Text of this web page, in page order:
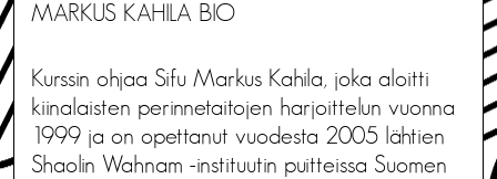
MARKUS KAHILA BIO
Kurssin ohjaa Sifu Markus Kahila, joka aloitti
kiinalaisten perinnetaitojen harjoittelun vuonna
1999 ja on opettanut vuodesta 2005 lähtien
Shaolin Wahnam -instituutin puitteissa Suomen